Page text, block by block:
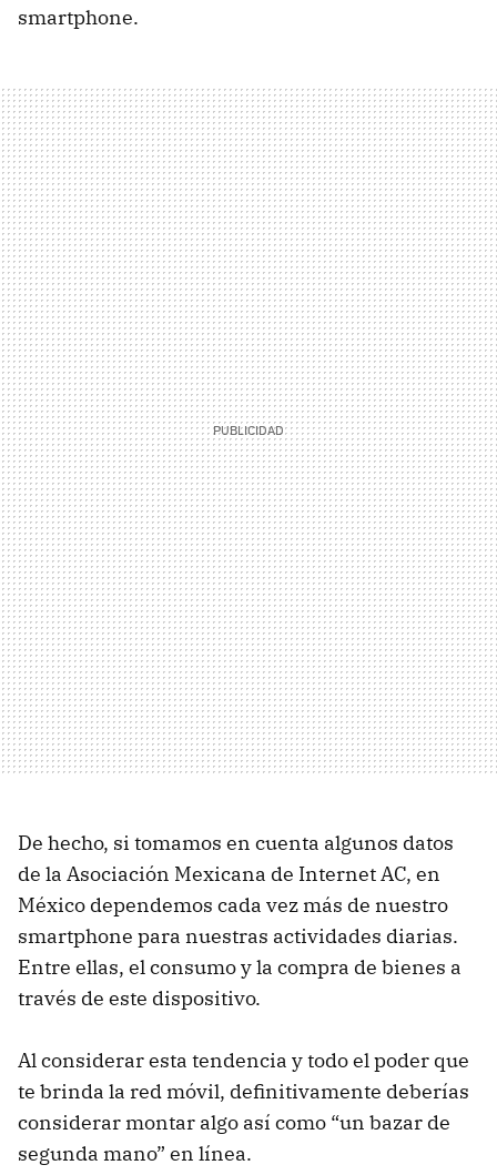
smartphone.
De hecho, si tomamos en cuenta algunos datos
de la Asociación Mexicana de Internet AC, en
México dependemos cada vez más de nuestro
smartphone para nuestras actividades diarias.
Entre ellas, el consumo y la compra de bienes a
través de este dispositivo.
Al considerar esta tendencia y todo el poder que
te brinda la red móvil, definitivamente deberías
considerar montar algo así como “un bazar de
segunda mano” en línea.